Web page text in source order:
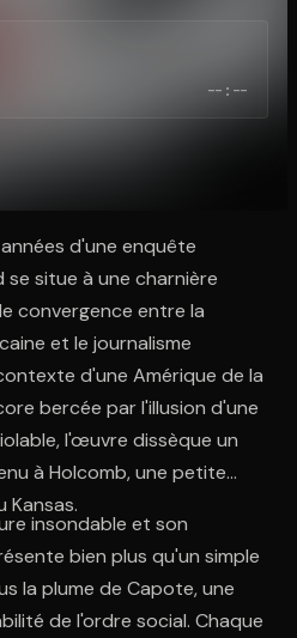
--:--
d'une enquête
se situe à une charnière
convergence entre la
et le journalisme
d'une Amérique de la
bercée par l'illusion d'une
l'œuvre dissèque un
à Holcomb, une petite
Kansas.
insondable et son
bien plus qu'un simple
la plume de Capote, une
de l'ordre social. Chaque